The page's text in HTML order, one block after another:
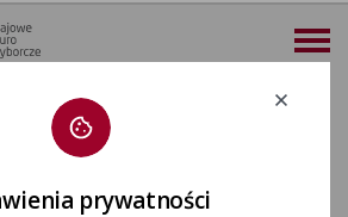
Deklaracja dostępności
prywatności